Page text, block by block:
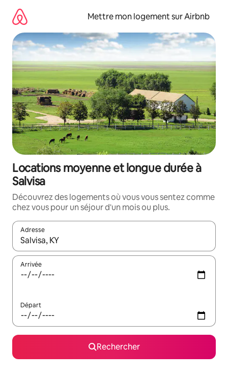
directement
contenu
Mettre mon logement sur Airbnb
Locations moyenne et longue durée à
Salvisa
Découvrez des logements où vous vous sentez comme
chez vous pour un séjour d'un mois ou plus.
Adresse
Lorsque les résultats s'affichent, utilisez les flèches vers le
Arrivée
Départ
Rechercher